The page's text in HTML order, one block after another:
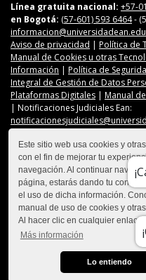
Este sitio web usa cookies y
con el fin de mejorar tu
navegación. Al continuar
página, estarás dando tu
el uso de dicha información.
manual de uso de cookies y
Al hacer clic en cualquier enlace
Más información
Lo entiendo
Línea gratuita nacional: +57-
en Bogotá: (57-601) 593 6464-
Aviso de privacidad
Política de
Manual de Cookies u otras
Información
Política de
Integral de Gestión de Datos
Plataformas Digitales
Manual
| Notificaciones Judiciales Ean:
Menú Redes Sociales
Descarga